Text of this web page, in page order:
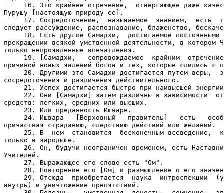
16. Это крайнее отречение,  отвергающее даже
Пурушу [настоящую природу ее].
17. Сосредоточение,  называемое  знанием,  есть
следует рассуждение, распознавание, блаженство,
18. Есть другое Самадхи,  достигаемое постоянными
прекращении всякой умственной деятельности, в котором
только непроявленные впечатления.
19. [Самадхи,   сопровождаемое  крайним
причиной новых явлений богов и тех, которые слились с
20. Другими это Самадхи достигается путем веры,
сосредоточения и различения действительного.
21. Успех достигается быстро при наивысшей
22. Они [Самадхи] затем различны в зависимости
средств: легких, средних или высших.
     23. Или преданность Ишваре.
24. Ишвара   [Верховный   правитель]   есть
причастная страданию, следствию действий или желаний.
25. В  нем  становится  бесконечным всеведение,
только в зародыше.
26. Он, будучи неограничен временем, есть
Учителей.
     27. Выражающее его слово есть "Ом".
28. Повторение его [Ом] и размышление о его
29. Отсюда  приобретается  наука  интроспекции
внутрь) и уничтожение препятствий.